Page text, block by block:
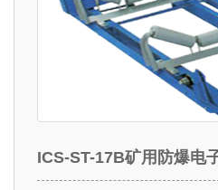
ICS-ST-17B矿用防爆电